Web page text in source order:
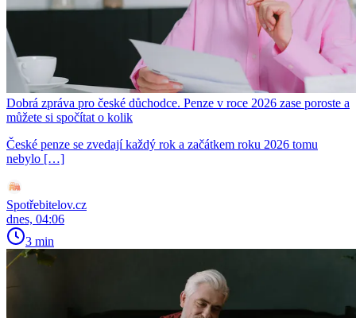
Dobrá zpráva pro české důchodce. Penze v roce 2026 zase poroste a
můžete si spočítat o kolik
České penze se zvedají každý rok a začátkem roku 2026 tomu
nebylo […]
Spotřebitelov.cz
dnes, 04:06
3 min